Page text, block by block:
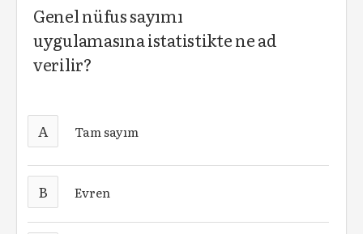
Genel nüfus sayımı
uygulamasına istatistikte ne ad
verilir?
A Tam sayım
B Evren